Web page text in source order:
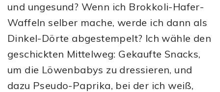
und ungesund? Wenn ich Brokkoli-Hafer-
Waffeln selber mache, werde ich dann als
Dinkel-Dörte abgestempelt? Ich wähle den
geschickten Mittelweg: Gekaufte Snacks,
um die Löwenbabys zu dressieren, und
dazu Pseudo-Paprika, bei der ich weiß,